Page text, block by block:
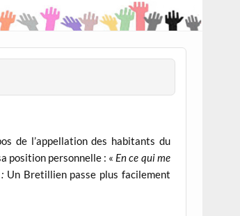
de l’appellation des habitants du
position personnelle : « En ce qui me
Un Bretillien passe plus facilement